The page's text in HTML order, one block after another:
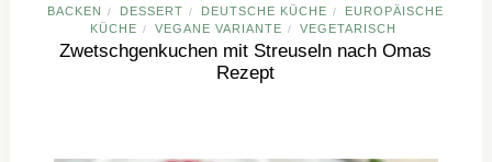
BACKEN / DESSERT / DEUTSCHE KÜCHE /
EUROPÄISCHE
KÜCHE / VEGANE VARIANTE / VEGETARISCH
Zwetschgenkuchen mit Streuseln nach Omas
Rezept